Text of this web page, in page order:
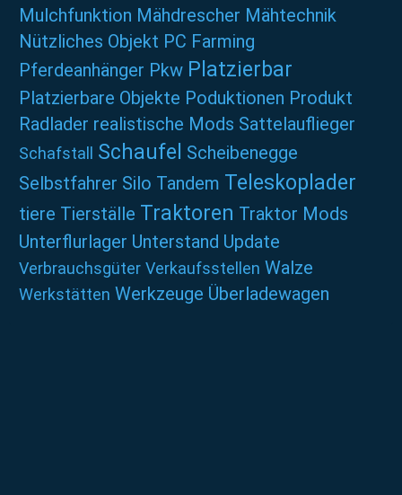
Mulchfunktion Mähdrescher Mähtechnik
Nützliches Objekt PC Farming
Pferdeanhänger Pkw Platzierbar
Platzierbare Objekte Poduktionen Produkt
Radlader realistische Mods Sattelauflieger
Schafstall Schaufel Scheibenegge
Selbstfahrer Silo Tandem Teleskoplader
tiere Tierställe Traktoren Traktor Mods
Unterflurlager Unterstand Update
Verbrauchsgüter Verkaufsstellen Walze
Werkstätten Werkzeuge Überladewagen